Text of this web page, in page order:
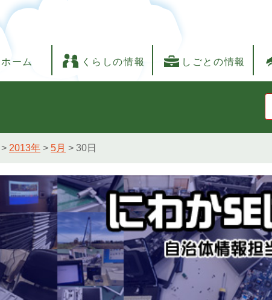
ホーム くらしの情報 しごとの情報
> 2013年 > 5月 > 30日